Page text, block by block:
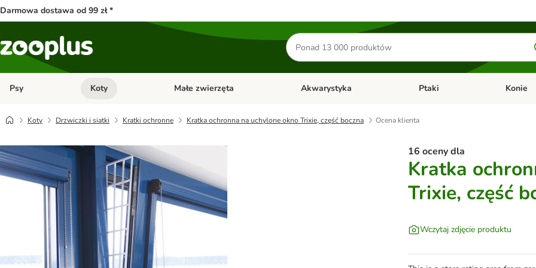
Darmowa dostawa od 99 zł *
Szukaj
produktów
Psy Otwórz menu kategorii: Psy
Koty Otwórz menu kategorii: Koty
Małe zwierzęta Otwórz menu kategorii: Małe zwierzęta
Akwarystyka Otwórz menu kategorii:
Ptaki Otwórz
Konie
Koty Drzwiczki i siatki Kratki ochronne Kratka ochronna na uchylone okno Trixie, część boczna Ocena klienta
16 oceny dla
Kratka
Trixie, część
Wczytaj zdjęcie produktu